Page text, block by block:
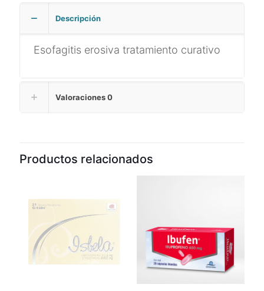
Descripción
Esofagitis erosiva tratamiento curativo
Valoraciones0
Productos relacionados